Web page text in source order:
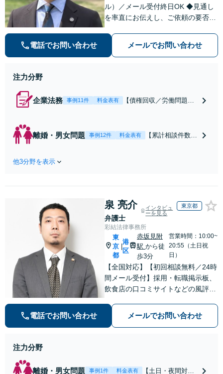
ル）／メール受付終日OK ◆見通し
を率直にお伝えし、ご依頼の要否も
解決まで弁護士本人が一貫してスピ
ーディーに対応いたします。 ◆累計
電話でお問い合わせ メールでお問い合わせ
注力分野
企業法務 事例11件 料金表有
【債権回収／労働問題／
のトラブル・会社内のト
ラブルなど、事後の解決
対応OK】
離婚・男女問題 事例12件 料金表有
【累計相談件数20
ダーメイドの解決
様の話を丁寧にう
かがい、どんな不
安があるのか、何
を解決したいのか
を正確に読み取り
ます。【東京都在
住以外の方も対
応】
他3分野を表示
泉 亮介
弁護士
インタビュ
ーを見る
東京都
彩結法律事務所
東
京
都
港
区
赤坂見附
駅 から徒
歩3分
営業時間：10:00~
20:55（土日祝
日）
【全国対応】【初回相談無料／24時
間メール受付】採用・転職掲示板、
飲食店の口コミサイトなどの風評被
の種類を問わず相談可。可能な限り
早期対応で駆けつけサポート【労
電話でお問い合わせ メールでお問い合わせ
注力分野
離婚・男女問題 事例1件 料金表有 【土日・夜間対応